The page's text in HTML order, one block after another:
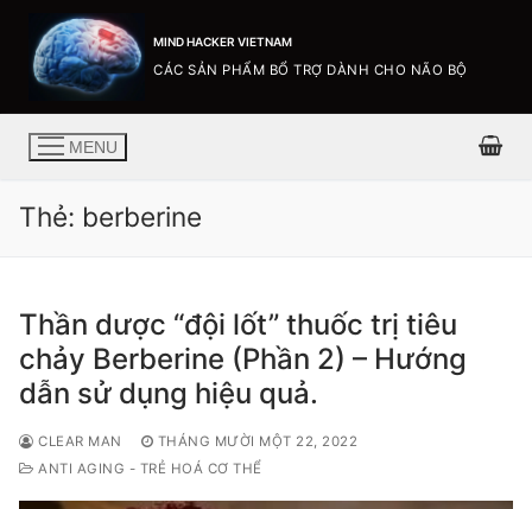
MIND HACKER VIETNAM
CÁC SẢN PHẨM BỔ TRỢ DÀNH CHO NÃO BỘ
MENU
Thẻ: berberine
Thần dược “đội lốt” thuốc trị tiêu
chảy Berberine (Phần 2) – Hướng
dẫn sử dụng hiệu quả.
CLEAR MAN
THÁNG MƯỜI MỘT 22, 2022
ANTI AGING - TRẺ HOÁ CƠ THỂ